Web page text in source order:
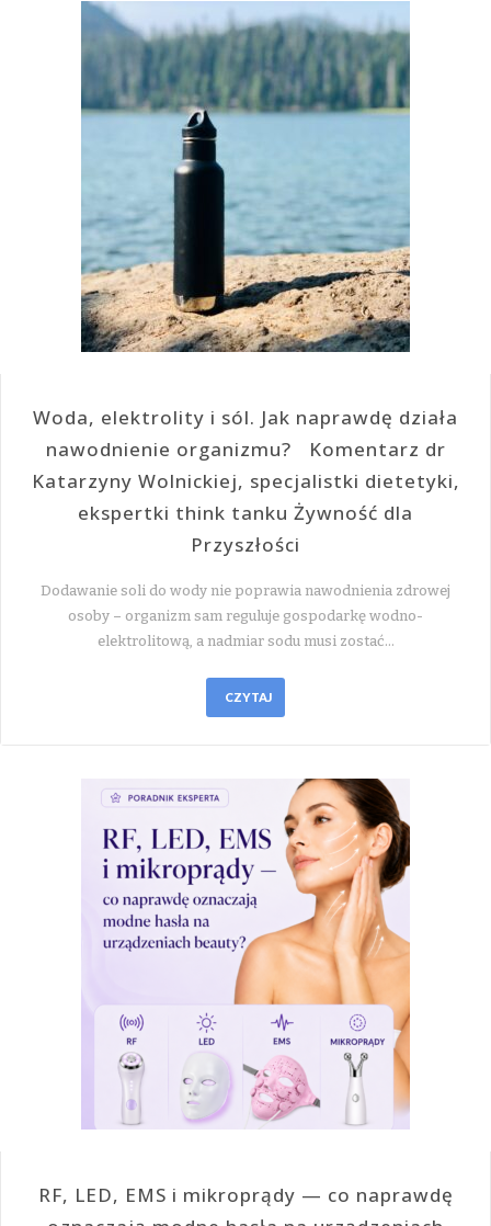
Woda, elektrolity i sól. Jak naprawdę działa
nawodnienie organizmu? Komentarz dr
Katarzyny Wolnickiej, specjalistki dietetyki,
ekspertki think tanku Żywność dla
Przyszłości
Dodawanie soli do wody nie poprawia nawodnienia zdrowej
osoby – organizm sam reguluje gospodarkę wodno-
elektrolitową, a nadmiar sodu musi zostać…
CZYTAJ
RF, LED, EMS i mikroprądy — co naprawdę